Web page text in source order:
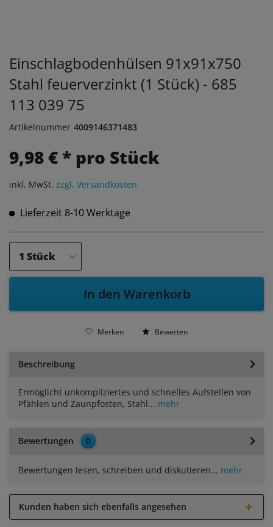
Einschlagbodenhülsen 91x91x750
Stahl feuerverzinkt (1 Stück) - 685
113 039 75
Artikelnummer 4009146371483
9,98 € * pro Stück
inkl. MwSt. zzgl. Versandkosten
Lieferzeit 8-10 Werktage
In den Warenkorb
Merken Bewerten
Beschreibung
Ermöglicht unkompliziertes und schnelles Aufstellen von
Pfählen und Zaunpfosten, Stahl... mehr
Bewertungen 0
Bewertungen lesen, schreiben und diskutieren... mehr
Kunden haben sich ebenfalls angesehen